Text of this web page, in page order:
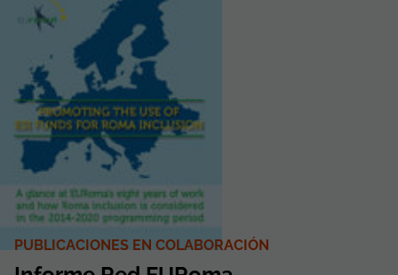
PUBLICACIONES EN COLABORACIÓN